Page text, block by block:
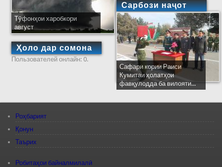
Тӯфонҳои харобкори
август
Ҳоло дар сомона
Пользователей онлайн: 0.
Сарбози наҷот
Сафари кории Раиси
Кумитаи ҳолатҳои
фавқулодда ба вилояти...
Роҳбарият
Қонун
Таърих
Робитаҳои байналмилалӣ